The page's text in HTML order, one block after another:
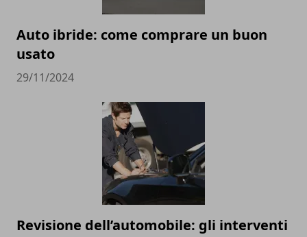
Auto ibride: come comprare un buon
usato
29/11/2024
Revisione dell’automobile: gli interventi